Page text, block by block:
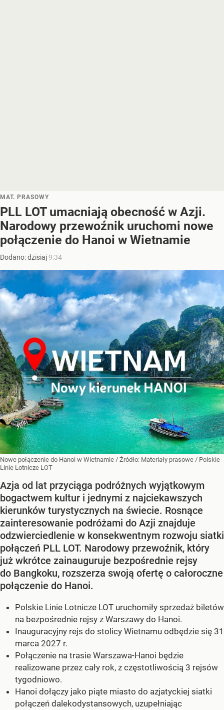
MAT. PRASOWY
PLL LOT umacniają obecność w Azji.
Narodowy przewoźnik uruchomi nowe
połączenie do Hanoi w Wietnamie
Dodano:dzisiaj9:34
Nowe połączenie do Hanoi w Wietnamie / Źródło: Materiały prasowe / Polskie
Linie Lotnicze LOT
Azja od lat przyciąga podróżnych wyjątkowym
bogactwem kultur i jednymi z najciekawszych
kierunków turystycznych na świecie. Rosnące
zainteresowanie podróżami do Azji znajduje
odzwierciedlenie w konsekwentnym rozwoju siatki
połączeń PLL LOT. Narodowy przewoźnik, który
już wkrótce zainauguruje bezpośrednie rejsy
do Bangkoku, rozszerza swoją ofertę o całoroczne
połączenie do Hanoi.
Polskie Linie Lotnicze LOT uruchomiły sprzedaż biletów
na bezpośrednie rejsy z Warszawy do Hanoi.
Inauguracyjny rejs do stolicy Wietnamu odbędzie się 31
marca 2027 r.
Połączenie na trasie Warszawa-Hanoi będzie
realizowane przez cały rok, z częstotliwością 3 rejsów
tygodniowo.
Hanoi dołączy jako piąte miasto do azjatyckiej siatki
połączeń dalekodystansowych, uzupełniając